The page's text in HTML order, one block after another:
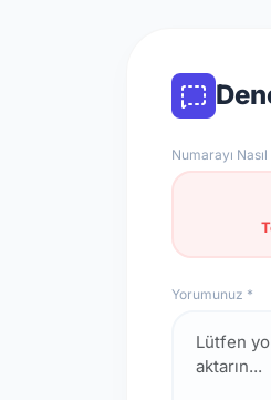
Numarayı Nasıl
Yorumunuz *